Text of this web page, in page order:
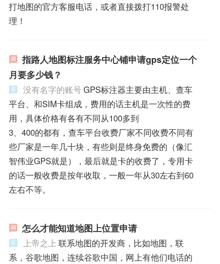
打地图的官方客服电话，或者直接拨打110报警处
理！
指路人地图标注服务中心铺申请gps定位一个
月要多少钱？
没有名字的账号GPS标注器主要由主机、查车
平台、和SIM卡组成，费用的话主机是一次性的费
用，具体价格有各有不同从100多到
3、400的都有，查车平台收费厂家不同收费不同有
些厂家是一年几十块，有些则是终身免费的（像汇
智伟业GPS就是），最后就是卡的收费了，专用卡
的话一般收费是按年收取，一般一年从30左右到60
左右不等。
怎么才能知道地图上位置申请
上帝之上 联系地图的开发商，比如地图，联
系，谷歌地图，连续谷歌中国，网上有他们电话的